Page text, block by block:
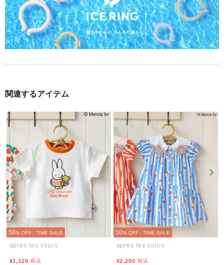
関連するアイテム
50% OFF | TIME SALE
apres les cours
¥1,320 税込
50% OFF | TIME SALE
apres les cours
¥2,200 税込
前の画像 次